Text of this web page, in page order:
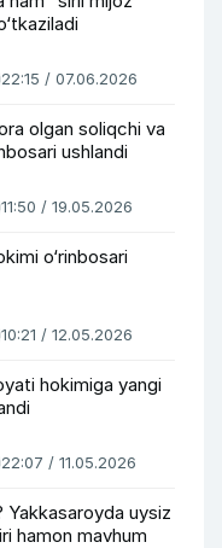
22:15 / 07.06.2026
olgan soliqchi va
ushlandi
11:50 / 19.05.2026
o‘rinbosari
10:21 / 12.05.2026
hokimiga yangi
22:07 / 11.05.2026
Yakkasaroyda uysiz
hamon mavhum